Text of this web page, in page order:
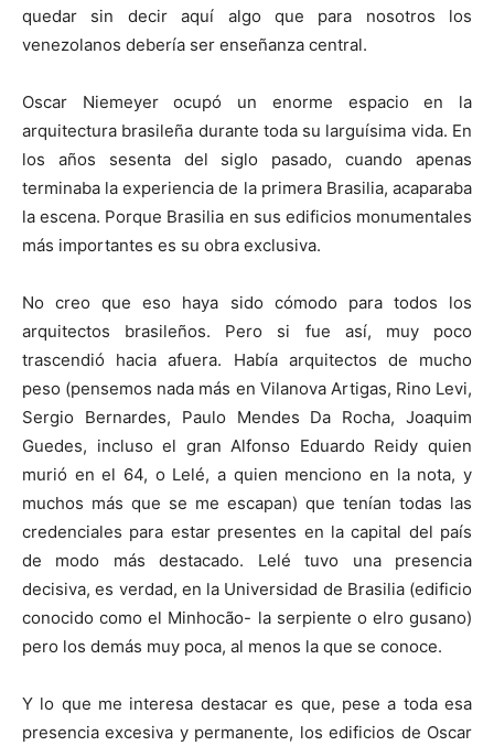
quedar sin decir aquí algo que para nosotros los
venezolanos debería ser enseñanza central.
Oscar Niemeyer ocupó un enorme espacio en la
arquitectura brasileña durante toda su larguísima vida. En
los años sesenta del siglo pasado, cuando apenas
terminaba la experiencia de la primera Brasilia, acaparaba
la escena. Porque Brasilia en sus edificios monumentales
más importantes es su obra exclusiva.
No creo que eso haya sido cómodo para todos los
arquitectos brasileños. Pero si fue así, muy poco
trascendió hacia afuera. Había arquitectos de mucho
peso (pensemos nada más en Vilanova Artigas, Rino Levi,
Sergio Bernardes, Paulo Mendes Da Rocha, Joaquim
Guedes, incluso el gran Alfonso Eduardo Reidy quien
murió en el 64, o Lelé, a quien menciono en la nota, y
muchos más que se me escapan) que tenían todas las
credenciales para estar presentes en la capital del país
de modo más destacado. Lelé tuvo una presencia
decisiva, es verdad, en la Universidad de Brasilia (edificio
conocido como el Minhocão- la serpiente o elro gusano)
pero los demás muy poca, al menos la que se conoce.
Y lo que me interesa destacar es que, pese a toda esa
presencia excesiva y permanente, los edificios de Oscar